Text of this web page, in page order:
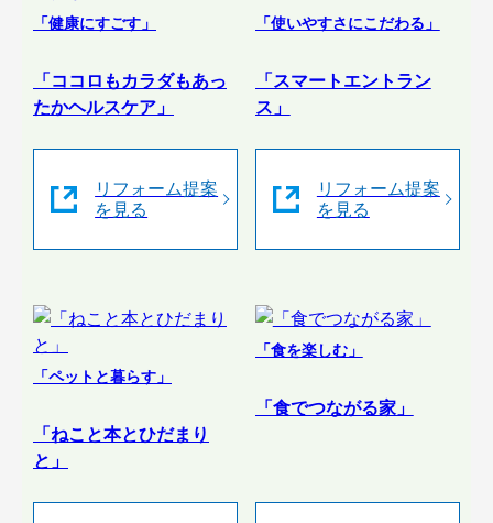
「健康にすごす」
「ココロもカラダもあっ
たかヘルスケア」
リフォーム提案
を見る
「使いやすさにこだわる」
「スマートエントラン
ス」
リフォーム提案
を見る
「ペットと暮らす」
「ねこと本とひだまり
と」
「食を楽しむ」
「食でつながる家」